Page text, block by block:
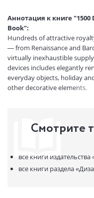
Размеры в мм
(ДхШхВ):
Вес:
250
Страниц:
32
Код товара:
Артикул:
ISBN:
Аннотация к книге
Book":
Hundreds of attractive
— from Renaissance and
virtually inexhaustible
devices includes elegantly
everyday objects, holiday
other decorative elements.
Смотрите
все книги издательства
все книги раздела